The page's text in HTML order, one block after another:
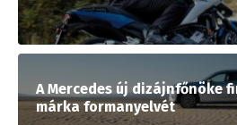
A Mercedes új dizájnfőnöke
márka formanyelvét